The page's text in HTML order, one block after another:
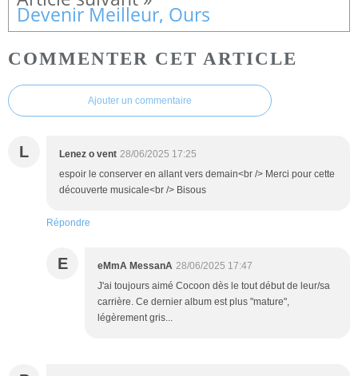
Devenir Meilleur, Ours
COMMENTER CET ARTICLE
Ajouter un commentaire
L Lenez o vent 28/06/2025 17:25
espoir le conserver en allant vers demain<br /> Merci pour cette
découverte musicale<br /> Bisous
Répondre
E eMmA MessanA 28/06/2025 17:47
J'ai toujours aimé Cocoon dès le tout début de leur/sa
carrière. Ce dernier album est plus "mature",
légèrement gris...